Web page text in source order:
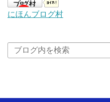
にほんブログ村